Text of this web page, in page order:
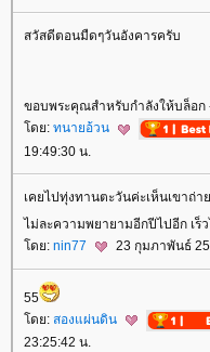
สวัสดีตอนมืดๆวันอังคารครับ
ขอบพระคุณสำหรับกำลังให้บล็อก
ดย: ทนายอ้วน
19:49:30 น.
เคยไปทุ่งทานตะวันค่ะเห็นเขาถ่
ไม่ละความพยายามอีกปีไปอีก เร็
ดย: nin77 23 กุมภาพันธ์
55
ดย: สองแผ่นดิน
23:25:42 น.